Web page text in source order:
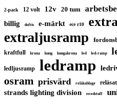
2-pack 12 volt 12v 20 tum
billig doftis e-märkt ece r10
extraljusramp
kraftfull krona kung kungakrona led led-ramp
ledljusramp ledramp
osram prisvärd reläkablage
strands lighting division swedstuff